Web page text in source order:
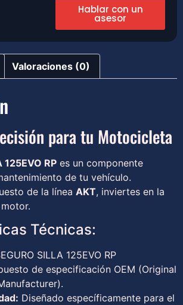
Hablar con un
asesor
Valoraciones (0)
para tu Motocicleta
125EVO RP es un componente
de tu vehículo.
de la línea AKT, inviertes en la
Técnicas:
SILLA 125EVO RP
de especificación OEM (Original
Diseñado específicamente para el